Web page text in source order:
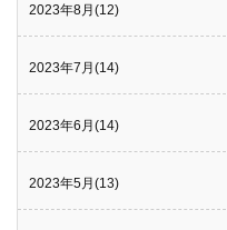
2023年8月(12)
2023年7月(14)
2023年6月(14)
2023年5月(13)